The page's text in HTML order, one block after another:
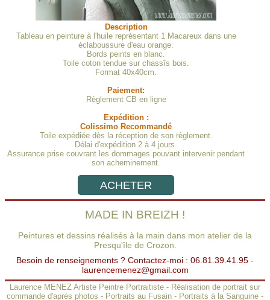
Description
Tableau en peinture à l'huile représentant 1 Macareux dans une
éclaboussure d'eau orange.
Bords peints en blanc.
Toile coton tendue sur chassîs bois.
Format 40x40cm.
Paiement:
Règlement CB en ligne
Expédition :
Colissimo Recommandé
Toile expédiée dès la réception de son règlement.
Délai d'expédition 2 à 4 jours.
Assurance prise couvrant les dommages pouvant intervenir pendant
son acheminement.
ACHETER
MADE IN BREIZH !
Peintures et dessins réalisés à la main dans mon atelier de la
Presqu'île de Crozon.
Besoin de renseignements ? Contactez-moi : 06.81.39.41.95 -
laurencemenez@gmail.com
Laurence MENEZ Artiste Peintre Portraitiste - Réalisation de portrait sur
commande d'après photos - Portraits au Fusain - Portraits à la Sanguine -